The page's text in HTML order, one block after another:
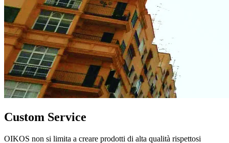
Custom Service
OIKOS non si limita a creare prodotti di alta qualità rispettosi